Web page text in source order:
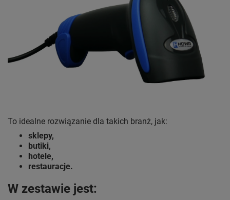
To idealne rozwiązanie dla takich branż, jak:
sklepy,
butiki,
hotele,
restauracje.
W zestawie jest: